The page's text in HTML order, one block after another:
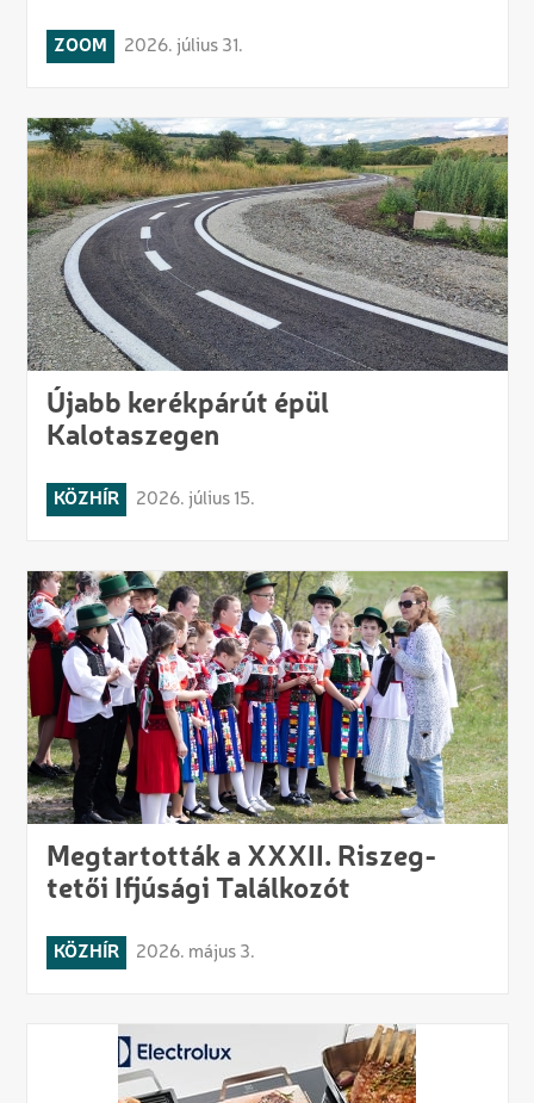
ZOOM 2026. július 31.
Újabb kerékpárút épül
Kalotaszegen
KÖZHÍR 2026. július 15.
Megtartották a XXXII. Riszeg-
tetői Ifjúsági Találkozót
KÖZHÍR 2026. május 3.